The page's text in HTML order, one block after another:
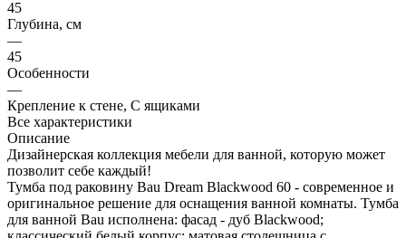
45
Глубина, см
—
45
Особенности
—
Крепление к стене, С ящиками
Все характеристики
Описание
Дизайнерская коллекция мебели для ванной, которую может
позволит себе каждый!
Тумба под раковину Bau Dream Blackwood 60 - современное и
оригинальное решение для оснащения ванной комнаты. Тумба
для ванной Bau исполнена: фасад - дуб Blackwood;